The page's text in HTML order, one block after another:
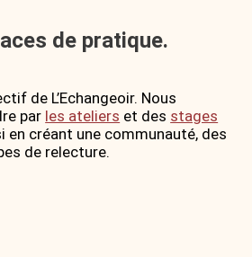
de pratique.
de L’Echangeoir. Nous
par les ateliers et des stages
en créant une communauté, des
de relecture.